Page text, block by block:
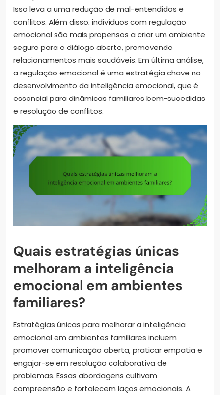
Isso leva a uma redução de mal-entendidos e
conflitos. Além disso, indivíduos com regulação
emocional são mais propensos a criar um ambiente
seguro para o diálogo aberto, promovendo
relacionamentos mais saudáveis. Em última análise,
a regulação emocional é uma estratégia chave no
desenvolvimento da inteligência emocional, que é
essencial para dinâmicas familiares bem-sucedidas
e resolução de conflitos.
Quais estratégias únicas
melhoram a inteligência
emocional em ambientes
familiares?
Estratégias únicas para melhorar a inteligência
emocional em ambientes familiares incluem
promover comunicação aberta, praticar empatia e
engajar-se em resolução colaborativa de
problemas. Essas abordagens cultivam
compreensão e fortalecem laços emocionais. A